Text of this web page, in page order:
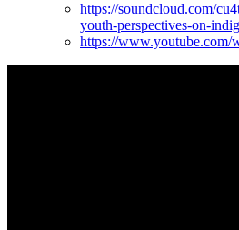
https://soundcloud.com/
youth-perspectives-on-
https://